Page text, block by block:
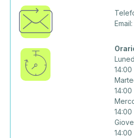
14:00
14:00
14:00
14:00